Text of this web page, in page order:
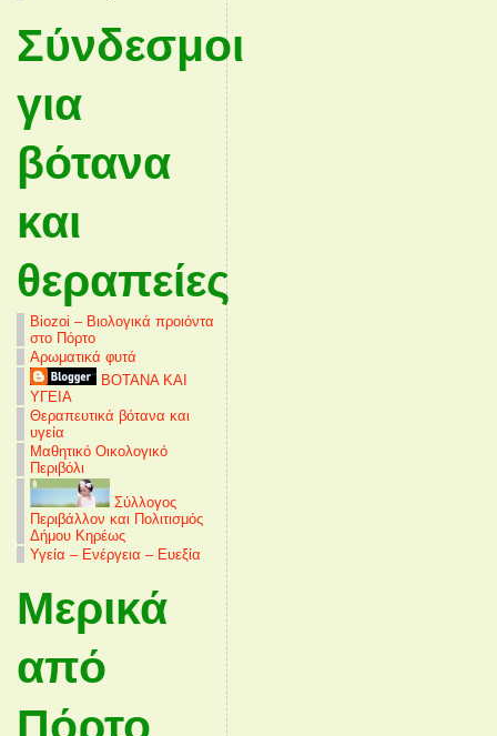
Σύνδεσμοι
για
βότανα
και
θεραπείες
Biozoi – Βιολογικά προιόντα
στο Πόρτο
Αρωματικά φυτά
ΒΟΤΑΝΑ ΚΑΙ
ΥΓΕΙΑ
Θεραπευτικά βότανα και
υγεία
Μαθητικό Οικολογικό
Περιβόλι
Σύλλογος
Περιβάλλον και Πολιτισμός
Δήμου Κηρέως
Υγεία – Ενέργεια – Ευεξία
Μερικά
από